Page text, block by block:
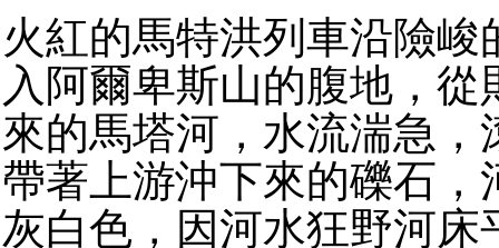
火紅的馬特洪列車沿險峻
入阿爾卑斯山的腹地，從
來的馬塔河，水流湍急，
帶著上游沖下來的礫石，
灰白色，因河水狂野河床